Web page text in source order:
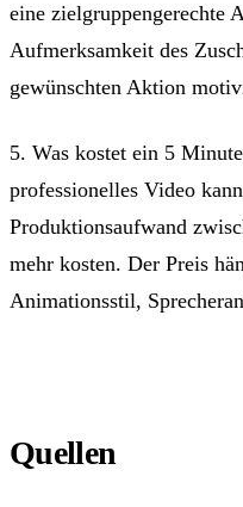
eine zielgruppengerechte
Aufmerksamkeit des
gewünschten Aktion
5. Was kostet ein 5
professionelles Video
Produktionsaufwand
mehr kosten. Der Preis
Animationsstil,
Quellen